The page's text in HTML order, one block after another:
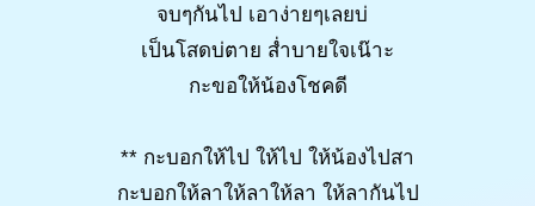
จบๆกันไป เอาง่ายๆเลยบ่
เป็นโสดบ่ตาย ส่ำบายใจเน๊าะ
กะขอให้น้องโชคดี
** กะบอกให้ไป ให้ไป ให้น้องไปสา
กะบอกให้ลาให้ลาให้ลา ให้ลากันไป